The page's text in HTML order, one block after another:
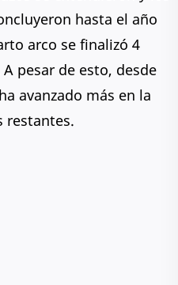
hasta el año
arco se finalizó 4
pesar de esto, desde
avanzado más en la
restantes.